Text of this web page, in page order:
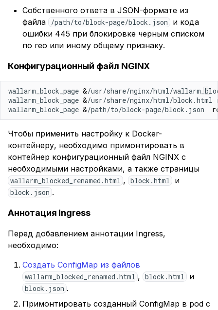
Собственного ответа в JSON-формате из
файла
/path/to/block-page/block.json
и кода
ошибки 445 при блокировке черным списком
по гео или иному общему признаку.
Конфигурационный файл NGINX
wallarm_block_page &/usr/share/nginx/html/
wallarm_block_page &/usr/share/nginx/html/block.html
wallarm_block_page &/path/to/block-page/block.json
Чтобы применить настройку к Docker-
контейнеру, необходимо примонтировать в
контейнер конфигурационный файл NGINX с
необходимыми настройками, а также страницы
wallarm_blocked_renamed.html , block.html и
block.json .
Аннотация Ingress
Перед добавлением аннотации Ingress,
необходимо:
Создать ConfigMap из файлов
wallarm_blocked_renamed.html , block.html и
block.json .
Примонтировать созданный ConfigMap в pod с